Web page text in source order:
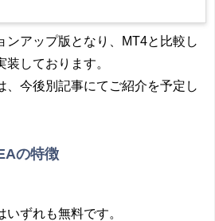
ンアップ版となり、MT4と比較し
しております。
今後別記事にてご紹介を予定し
の特徴
ずれも無料です。